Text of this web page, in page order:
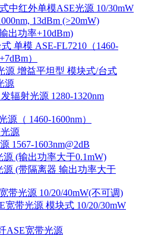
中红外单模ASE光源 10/30mW
13dBm (>20mW)
出功率+10dBm)
单模 ASE-FL7210（1460-
）
源 增益平坦型 模块式/台式
源
辐射光源 1280-1320nm
源（ 1460-1600nm）
源
1567-1603nm@2dB
源 (输出功率大于0.1mW)
源 (带隔离器 输出功率大于
带光源 10/20/40mW(不可调)
宽带光源 模块式 10/20/30mW
ASE宽带光源